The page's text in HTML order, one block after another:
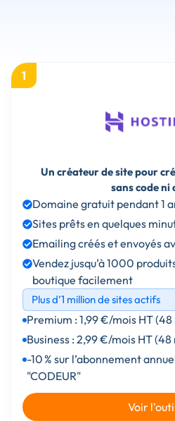
1
Un créateur de site pour
sans code ni
Domaine gratuit pendant 1
Sites prêts en quelques
Emailing créés et envoyés
Vendez jusqu’à 1000
boutique facilement
Plus d’1 million de sites actifs
Premium : 1,99 €/mois HT (48
Business : 2,99 €/mois HT (48
-10 % sur l’abonnement
"CODEUR"
Voir